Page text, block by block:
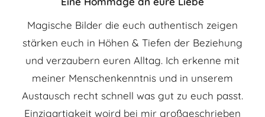
Magische Bilder die euch authentisch zeigen
stärken euch in Höhen & Tiefen der Beziehung
und verzaubern euren Alltag. Ich erkenne mit
meiner Menschenkenntnis und in unserem
Austausch recht schnell was gut zu euch passt.
Einzigartigkeit woird bei mir großgeschrieben